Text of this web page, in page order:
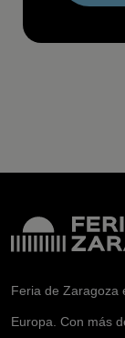
Feria de Zaragoza
Europa. Con más